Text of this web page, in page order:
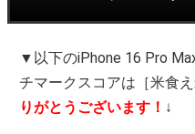
▼以下のiPhone 16 Pro
チマークスコアは［米食
りがとうございます！ ↓